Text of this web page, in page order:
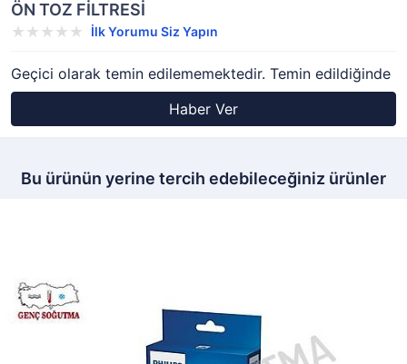
ÖN TOZ FİLTRESİ
İlk Yorumu Siz Yapın
Geçici olarak temin edilememektedir. Temin edildiğinde
Haber Ver
Bu ürünün yerine tercih edebileceğiniz ürünler